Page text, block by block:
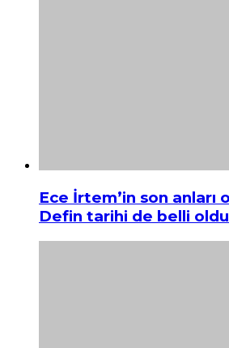
Ece İrtem’in son anları
Defin tarihi de belli oldu